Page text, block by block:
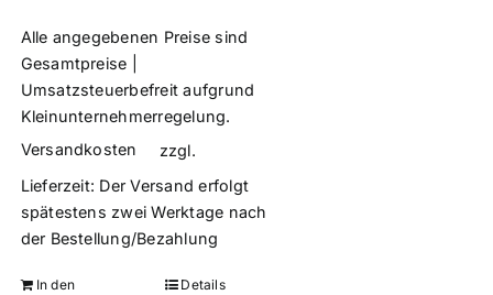
Alle angegebenen Preise sind
Gesamtpreise |
Umsatzsteuerbefreit aufgrund
Kleinunternehmerregelung.
zzgl.
Versandkosten
Lieferzeit: Der Versand erfolgt
spätestens zwei Werktage nach
der Bestellung/Bezahlung
In den
Details